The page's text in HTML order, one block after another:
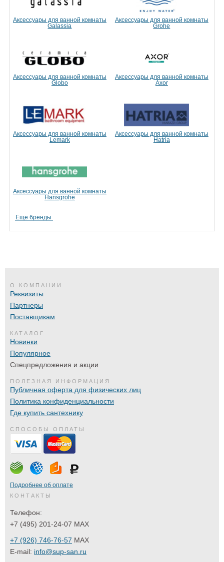
Аксессуары для ванной комнаты
Galassia
Аксессуары для ванной комнаты
Grohe
Аксессуары для ванной комнаты
Globo
Аксессуары для ванной комнаты
Axor
Аксессуары для ванной комнаты
Lemark
Аксессуары для ванной комнаты
Hatria
Аксессуары для ванной комнаты
Hansgrohe
Еще бренды
О КОМПАНИИ
Реквизиты
Партнеры
Поставщикам
КАТАЛОГ
Новинки
Популярное
Спецпредложения и акции
ПОЛЕЗНАЯ ИНФОРМАЦИЯ
Публичная оферта для физических лиц
Политика конфиденциальности
Где купить сантехнику
СПОСОБЫ ОПЛАТЫ
Подробнее об оплате
КОНТАКТЫ
Телефон:
+7 (495) 201-24-07 MAX
+7 (926) 746-76-57 MAX
E-mail: info@sup-san.ru